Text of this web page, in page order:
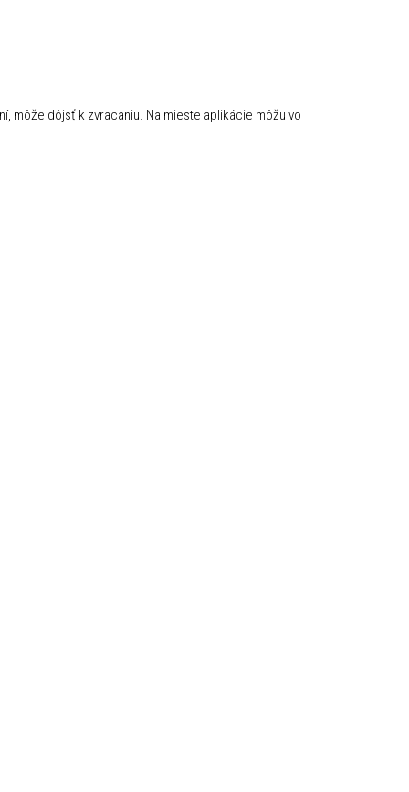
môže dôjsť k zvracaniu. Na mieste aplikácie môžu vo